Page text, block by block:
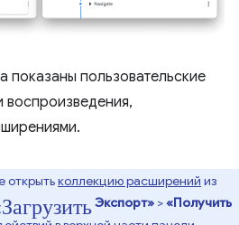
показаны пользовательские
воспроизведения,
открытьколлекцию расширений из
Экспорт» >«Получить